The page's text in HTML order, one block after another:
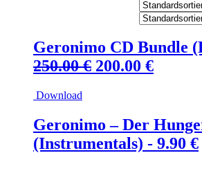
Geronimo CD Bundle
250.00€ Ursprünglicher
250.00 €
200.00 €
Download
Geronimo – Der
(Instrumentals) - 9.90 €